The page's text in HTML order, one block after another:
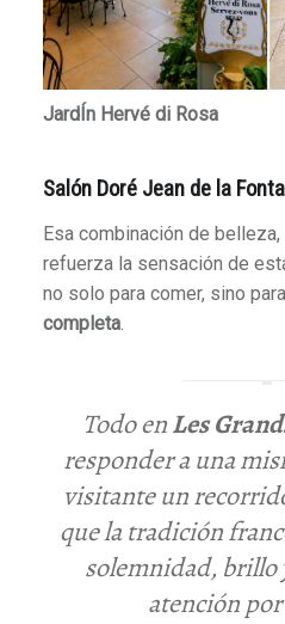
JardÍn Hervé di Rosa
Salón Doré Jean de la
Esa combinación de
refuerza la sensación de
no solo para comer, sino
completa.
Todo enLes
responder a una
visitante un
que la tradición
solemnidad, brillo
atención